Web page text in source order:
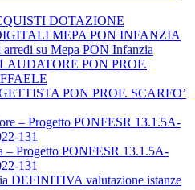
DOTAZIONE
MEPA PON INFANZIA
arredi su Mepa PON Infanzia
PON PROF.
PON PROF. SCARFO’
– Progetto PONFESR 13.1.5A-
131
– Progetto PONFESR 13.1.5A-
131
DEFINITIVA valutazione istanze